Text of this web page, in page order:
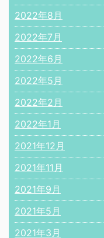
2022年8月
2022年7月
2022年6月
2022年5月
2022年2月
2022年1月
2021年12月
2021年11月
2021年9月
2021年5月
2021年3月